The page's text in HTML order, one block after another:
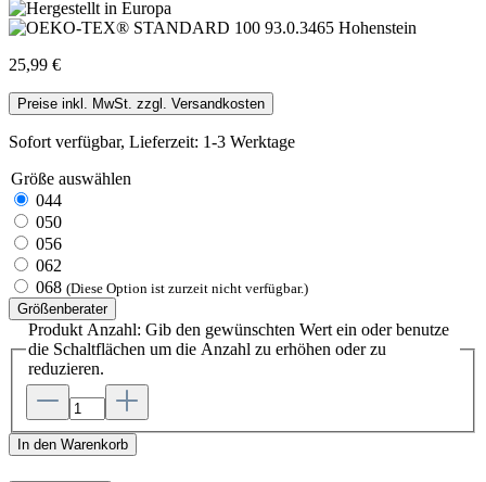
25,99 €
Preise inkl. MwSt. zzgl. Versandkosten
Sofort verfügbar, Lieferzeit: 1-3 Werktage
Größe auswählen
044
050
056
062
068 (Diese Option ist zurzeit nicht verfügbar.)
Größenberater
Produkt Anzahl: Gib den gewünschten Wert ein oder benutze
die Schaltflächen um die Anzahl zu erhöhen oder zu
reduzieren.
In den Warenkorb